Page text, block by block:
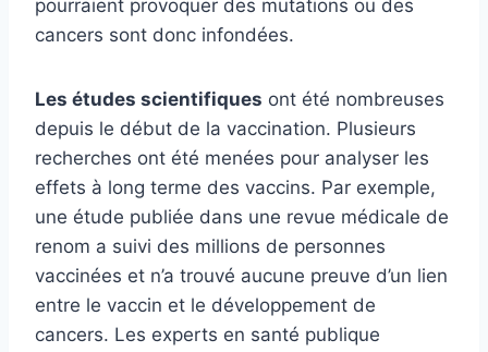
pourraient provoquer des mutations ou des
cancers sont donc infondées.
Les études scientifiques ont été nombreuses
depuis le début de la vaccination. Plusieurs
recherches ont été menées pour analyser les
effets à long terme des vaccins. Par exemple,
une étude publiée dans une revue médicale de
renom a suivi des millions de personnes
vaccinées et n’a trouvé aucune preuve d’un lien
entre le vaccin et le développement de
cancers. Les experts en santé publique